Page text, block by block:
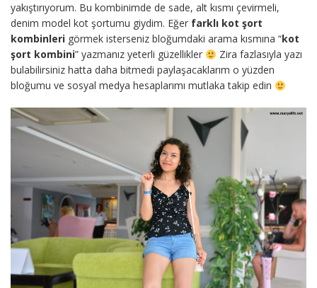
yakıştırıyorum. Bu kombinimde de sade, alt kısmı çevirmeli,
denim model kot şortumu giydim. Eğer farklı kot şort
kombinleri görmek isterseniz bloğumdaki arama kısmına “kot
şort kombini” yazmanız yeterli güzellikler
Zira fazlasıyla yazı
bulabilirsiniz hatta daha bitmedi paylaşacaklarım o yüzden
bloğumu ve sosyal medya hesaplarımı mutlaka takip edin